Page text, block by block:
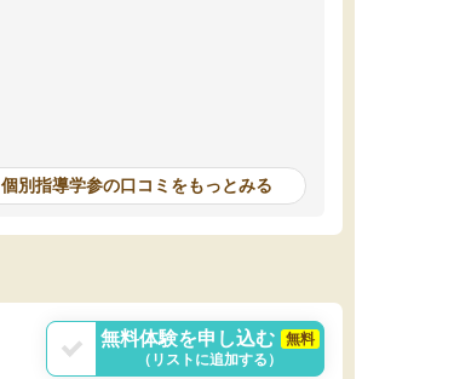
個別指導学参の口コミをもっとみる
無料体験を申し込む
無料
（リストに追加する）